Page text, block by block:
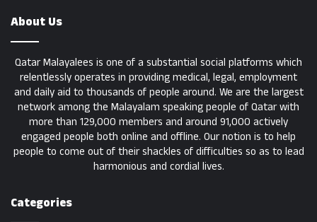
About Us
Qatar Malayalees is one of a substantial social platforms which
relentlessly operates in providing medical, legal, employment
and daily aid to thousands of people around. We are the largest
network among the Malayalam speaking people of Qatar with
more than 129,000 members and around 91,000 actively
engaged people both online and offline. Our notion is to help
people to come out of their shackles of difficulties so as to lead
harmonious and cordial lives.
Categories